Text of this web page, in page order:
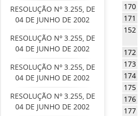
RESOLUÇÃO Nº 3.255, DE
04 DE JUNHO DE 2002
RESOLUÇÃO Nº 3.255, DE
04 DE JUNHO DE 2002
RESOLUÇÃO Nº 3.255, DE
04 DE JUNHO DE 2002
RESOLUÇÃO Nº 3.255, DE
04 DE JUNHO DE 2002
170
171
152
172
173
174
175
176
177